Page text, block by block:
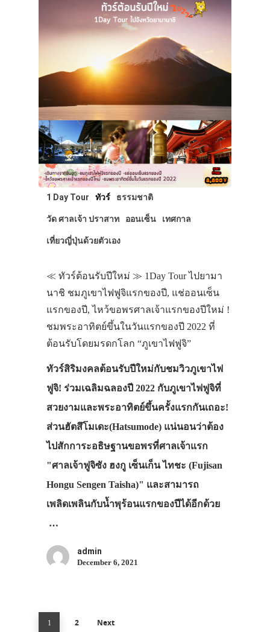
1 Day Tour ทัวร์ ธรรมชาติ
วัด ศาลเจ้า ปราสาท ออนเซ็น เทศกาล
เที่ยวญี่ปุ่นด้วยตัวเอง
≪ ทัวร์ต้อนรับปีใหม่ ≫ 1Day Tour ไปยามา
นาชิ ชมภูเขาไฟฟูจิแรกของปี, แช่ออนเซ็น
แรกของปี, ไหว้ขอพรศาลเจ้าแรกของปีใหม่ !
ชมพระอาทิตย์ขึ้นในวันแรกของปี 2022 ที่
ต้อนรับโดยมรดกโลก “ภูเขาไฟฟูจิ”
ทัวร์สิริมงคลต้อนรับปีใหม่กับชมวิวภูเขาไฟ
ฟูจิ! ร่วมเฉลิมฉลองปี 2022 กับภูเขาไฟฟูจิที่
สวยงามและพระอาทิตย์ขึ้นครั้งแรกกันเถอะ!
ส่วนฮัตสึโมเดะ(Hatsumode) แน่นอนว่าต้อง
ไปสักการะอธิษฐานขอพรที่ศาลเจ้าแรก
"ศาลเจ้าฟูจิซัง ฮงกู เซ็นเก็น ไทชะ (Fujisan
Hongu Sengen Taisha)" และสามารถ
เพลิดเพลินกับน้ำพุร้อนแรกของปีได้อีกด้วย
…
admin
December 6, 2021
1 2 Next